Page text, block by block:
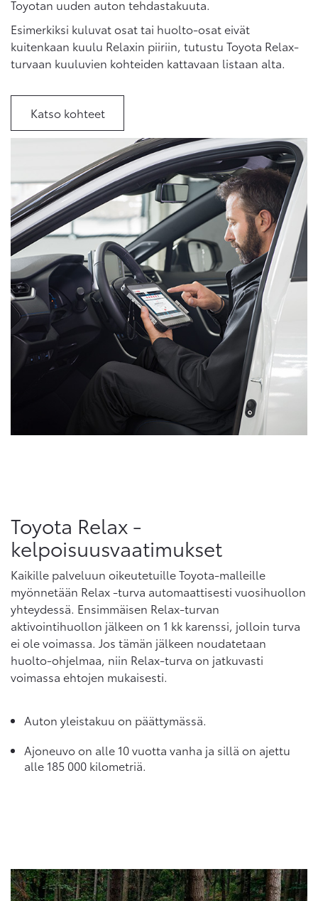
Toyotan uuden auton tehdastakuuta.
Esimerkiksi kuluvat osat tai huolto-osat eivät
kuitenkaan kuulu Relaxin piiriin, tutustu Toyota Relax-
turvaan kuuluvien kohteiden kattavaan listaan alta.
Katso kohteet
Toyota Relax -
kelpoisuusvaatimukset
Kaikille palveluun oikeutetuille Toyota-malleille
myönnetään Relax -turva automaattisesti vuosihuollon
yhteydessä. Ensimmäisen Relax-turvan
aktivointihuollon jälkeen on 1 kk karenssi, jolloin turva
ei ole voimassa. Jos tämän jälkeen noudatetaan
huolto-ohjelmaa, niin Relax-turva on jatkuvasti
voimassa ehtojen mukaisesti.
Auton yleistakuu on päättymässä.
Ajoneuvo on alle 10 vuotta vanha ja sillä on ajettu
alle 185 000 kilometriä.